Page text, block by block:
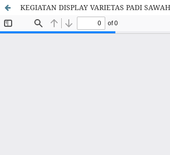
KEGIATAN DISPLAY VARIETAS PADI